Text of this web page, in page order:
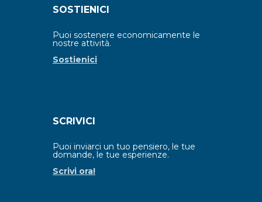
SOSTIENICI
Puoi sostenere economicamente le
nostre attività.
Sostienici
SCRIVICI
Puoi inviarci un tuo pensiero, le tue
domande, le tue esperienze.
Scrivi ora!